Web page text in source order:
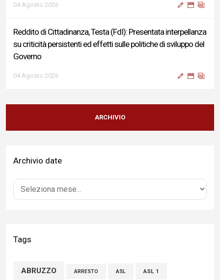
04 Agosto 2026
Reddito di Cittadinanza, Testa (FdI): Presentata interpellanza
su criticità persistenti ed effetti sulle politiche di sviluppo del
Governo
04 Agosto 2026
Sigismondi, Liris e Testa: “Profondo cordoglio e vicinanza al
Ministro Roccella e alla sua famiglia”
Terminal bus "Lorenzo Natali": modifiche temporanee alla
04 Agosto 2026
della comunità»
ARCHIVIO
Archivio date
Tags
ABRUZZO ARRESTO ASL ASL 1